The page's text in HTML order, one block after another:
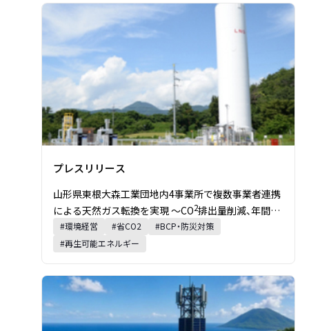
プレスリリース
山形県東根大森工業団地内4事業所で複数事業者連携
による天然ガス転換を実現 ～CO2排出量削減、年間約
1,600tを見込む～
課題・キーワード・業種:
#環境経営 #省CO2 #BCP・防災対策
#再生可能エネルギー
プレスリリースの詳細を見る
プレスリリースの詳細を見る